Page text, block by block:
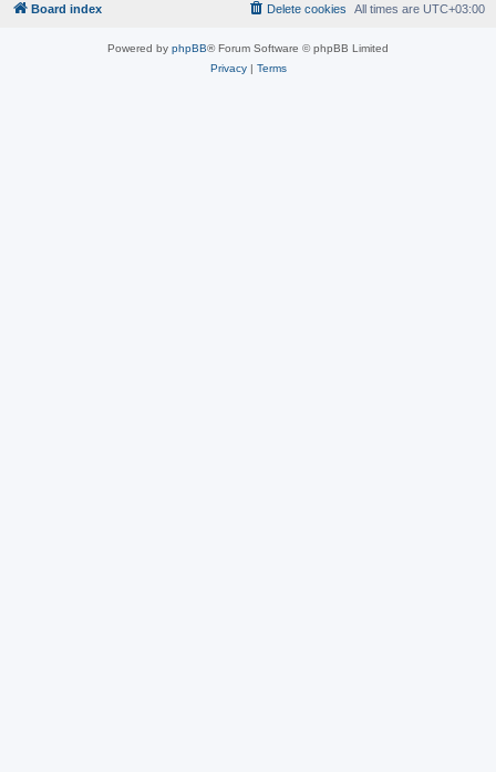
Board index All times are UTC+03:00
Delete cookies
Powered by phpBB® Forum Software © phpBB Limited
Privacy| Terms